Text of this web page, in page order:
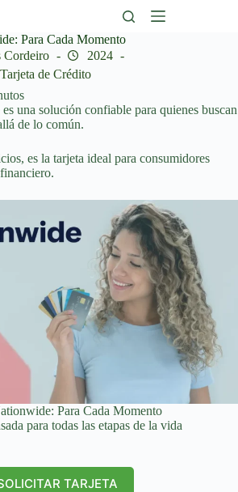
Para Cada Momento
Cordeiro
2024
Tarjeta de Crédito
es una solución confiable para quienes buscan
de lo común.
es la tarjeta ideal para consumidores
Para Cada Momento
para todas las etapas de la vida
TARJETA